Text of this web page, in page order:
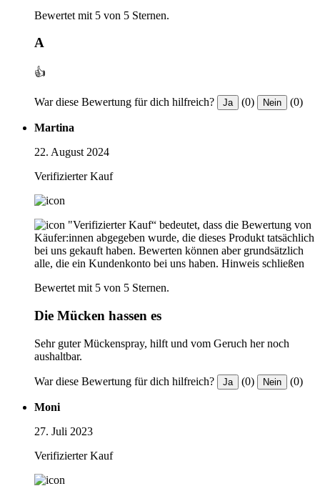
Bewertet mit 5 von 5 Sternen.
A
👍
War diese Bewertung für dich hilfreich? Ja (0) Nein (0)
Martina
22. August 2024
Verifizierter Kauf
"Verifizierter Kauf“ bedeutet, dass die Bewertung von
Käufer:innen abgegeben wurde, die dieses Produkt tatsächlich
bei uns gekauft haben. Bewerten können aber grundsätzlich
alle, die ein Kundenkonto bei uns haben. Hinweis schließen
Bewertet mit 5 von 5 Sternen.
Die Mücken hassen es
Sehr guter Mückenspray, hilft und vom Geruch her noch
aushaltbar.
War diese Bewertung für dich hilfreich? Ja (0) Nein (0)
Moni
27. Juli 2023
Verifizierter Kauf